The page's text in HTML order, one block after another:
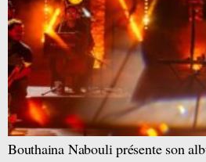
Bouthaina Nabouli présente son